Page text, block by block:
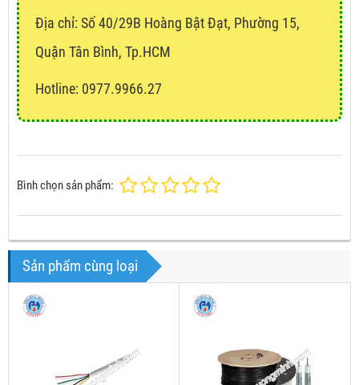
Địa chỉ: Số 40/29B Hoàng Bật Đạt, Phường 15,
Quận Tân Bình, Tp.HCM
Hotline: 0977.9966.27
Bình chọn sản phẩm:
Sản phẩm cùng loại